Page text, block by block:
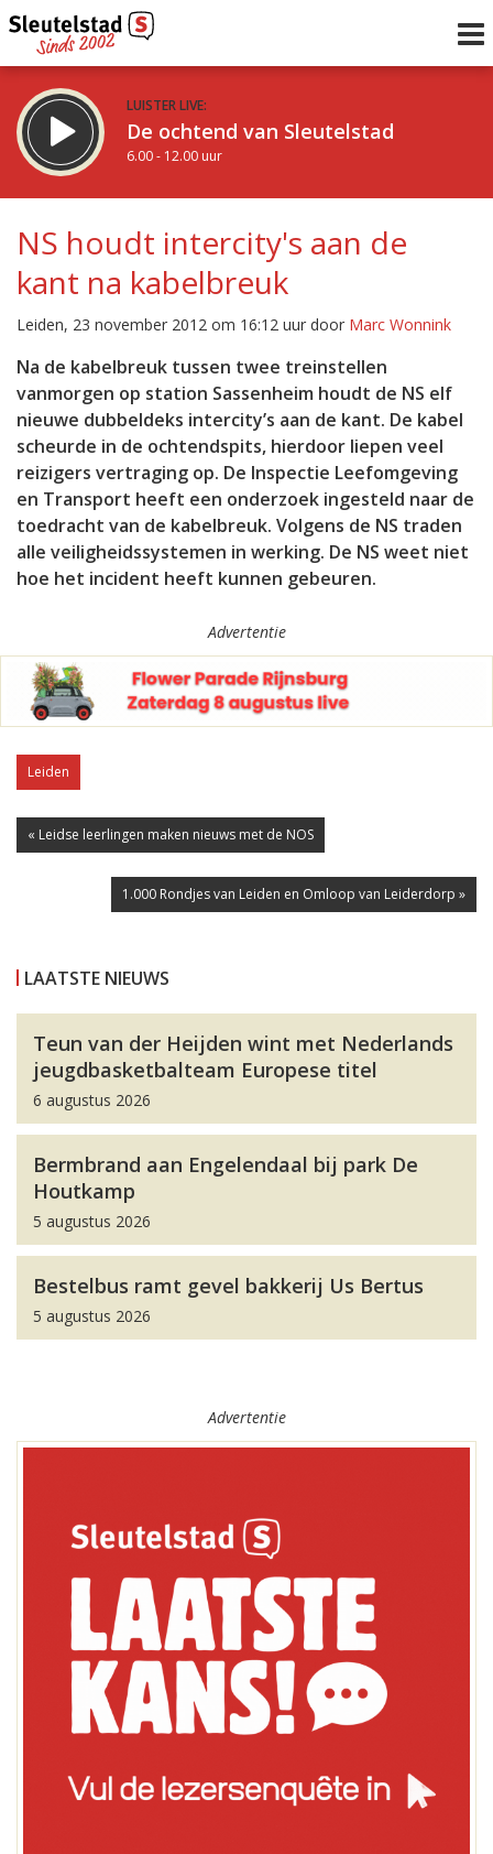
LUISTER LIVE:
De ochtend van Sleutelstad
6.00 - 12.00 uur
De middag van Sleutelstad
12.00 - 18.00 uur
Vorig uur
uur 1 van 0
Inklappen
NS houdt intercity's aan de
kant na kabelbreuk
Leiden, 23 november 2012 om 16:12 uur door Marc Wonnink
Na de kabelbreuk tussen twee treinstellen
vanmorgen op station Sassenheim houdt de NS elf
nieuwe dubbeldeks intercity’s aan de kant. De kabel
scheurde in de ochtendspits, hierdoor liepen veel
reizigers vertraging op. De Inspectie Leefomgeving
en Transport heeft een onderzoek ingesteld naar de
toedracht van de kabelbreuk. Volgens de NS traden
alle veiligheidssystemen in werking. De NS weet niet
hoe het incident heeft kunnen gebeuren.
Advertentie
Leiden
« Leidse leerlingen maken nieuws met de NOS
1.000 Rondjes van Leiden en Omloop van Leiderdorp »
LAATSTE NIEUWS
Teun van der Heijden wint met Nederlands
jeugdbasketbalteam Europese titel
6 augustus 2026
Bermbrand aan Engelendaal bij park De
Houtkamp
5 augustus 2026
Bestelbus ramt gevel bakkerij Us Bertus
5 augustus 2026
Advertentie